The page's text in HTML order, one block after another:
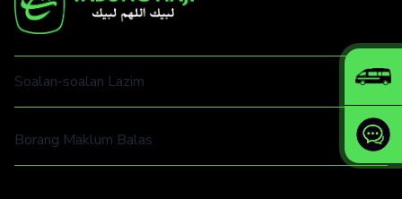
Soalan-soalan Lazim
Borang Maklum Balas